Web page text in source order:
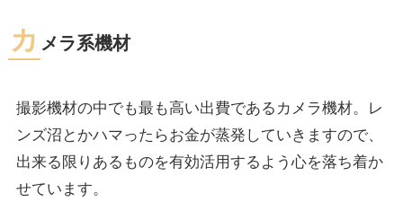
カ メラ系機材
撮影機材の中でも最も高い出費であるカメラ機材。レ
ンズ沼とかハマったらお金が蒸発していきますので、
出来る限りあるものを有効活用するよう心を落ち着か
せています。